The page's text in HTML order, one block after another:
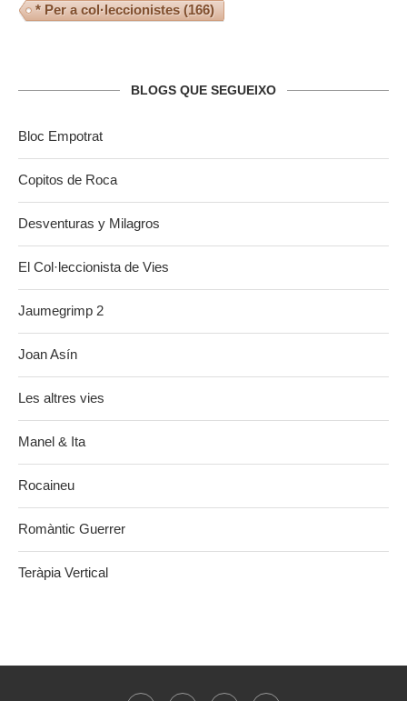
* Per a col·leccionistes (166)
BLOGS QUE SEGUEIXO
Bloc Empotrat
Copitos de Roca
Desventuras y Milagros
El Col·leccionista de Vies
Jaumegrimp 2
Joan Asín
Les altres vies
Manel & Ita
Rocaineu
Romàntic Guerrer
Teràpia Vertical